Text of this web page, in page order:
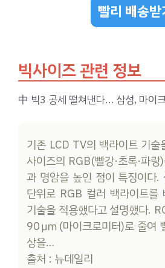
빨리 배송받
빅사이즈 관련 정보
中 빅3 공세 떨쳐낸다… 삼성, 마이
기존 LCD TV의 백라이트 기술
사이즈의 RGB(빨강·초록·파
과 명암을 높인 점이 특징이다.
단위로 RGB 컬러 백라이트를
기술을 적용했다고 설명했다.
90㎛(마이크로미터)로 줄여
상을…
출처 : 뉴데일리